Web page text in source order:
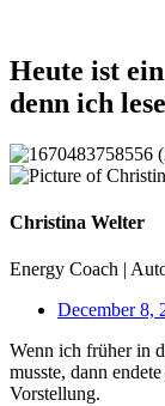
Heute ist
denn ich lese
Christina Welter
Energy Coach |
December 8,
Wenn ich früher in
musste, dann
Vorstellung.